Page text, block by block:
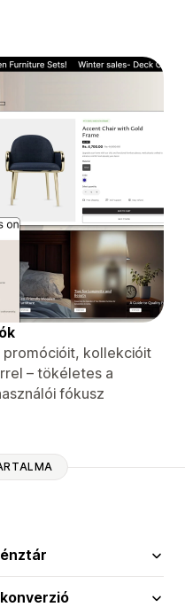
promócióit, kollekcióit
– tökéletes a
fókusz